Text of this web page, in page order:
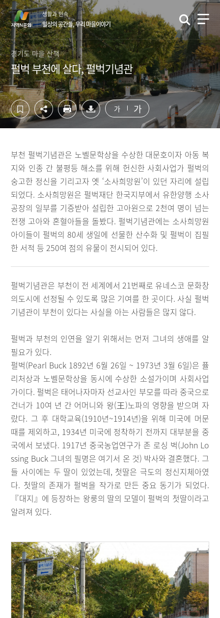
컨
텐
츠
영
역
바
로
가
기
하
단
영
역
바
로
가
기
생활과 민속
일상의 공간들, 우리 마을이야기
경기도 마을 산책
펄벅 부천에 살다, 펄벅기념관
가 가
부천 펄벅기념관은 노벨문학상을 수상한 대문호이자 아동 복
지와 인종 간 불평등 해소를 위해 헌신한 사회사업가 펄벅의
숭고한 정신을 기리고자 옛 ‘소사희망원’이 있던 자리에 설립
되었다. 소사희망원은 펄벅재단 한국지부에서 유한양행 소사
공장의 일부를 기증받아 설립한 고아원으로 2천여 명이 넘는
전쟁 고아와 혼혈아들을 돌봤다. 펄벅기념관에는 소사희망원
아이들이 펄벅의 80세 생일에 선물한 산수화 및 펄벅이 집필
한 서적 등 250여 점의 유물이 전시되어 있다.
펄벅기념관은 부천이 전 세계에서 21번째로 유네스코 문화창
의도시에 선정될 수 있도록 많은 기여를 한 곳이다. 사실 펄벅
기념관이 부천이 있다는 사실을 아는 사람들은 많지 않다.
펄벅과 부천의 인연을 알기 위해서는 먼저 그녀의 생애를 알
필요가 있다.
펄벅(Pearl Buck 1892년 6월 26일 ~ 1973년 3월 6일)은 퓰
리처상과 노벨문학상을 동시에 수상한 소설가이며 사회사업
가이다. 펄벅은 태어나자마자 선교사인 부모를 따라 중국으로
건너가 10여 년 간 어머니와 왕(王)노파의 영향을 받으며 자
랐다. 그 후 대학교육(1910년~1914년)을 위해 미국에 머문
때를 제외하고, 1934년 미국에 정착하기 전까지 대부분을 중
국에서 보냈다. 1917년 중국농업연구가 존 로싱 벅(John Lo
ssing Buck 그녀의 필명은 여기서 온 것) 박사와 결혼했다. 그
들 사이에는 두 딸이 있었는데, 첫딸은 극도의 정신지체아였
다. 첫딸의 존재가 펄벅을 작가로 만든 중요 동기가 되었다.
『대지』에 등장하는 왕룽의 딸의 모델이 펄벅의 첫딸이라고
알려져 있다.